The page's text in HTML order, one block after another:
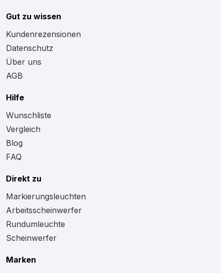
Gut zu wissen
Kundenrezensionen
Datenschutz
Über uns
AGB
Hilfe
Wunschliste
Vergleich
Blog
FAQ
Direkt zu
Markierungsleuchten
Arbeitsscheinwerfer
Rundumleuchte
Scheinwerfer
Marken